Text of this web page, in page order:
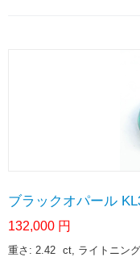
ブラックオパール
132,000 円
重さ: 2.42 ct, ライトニン